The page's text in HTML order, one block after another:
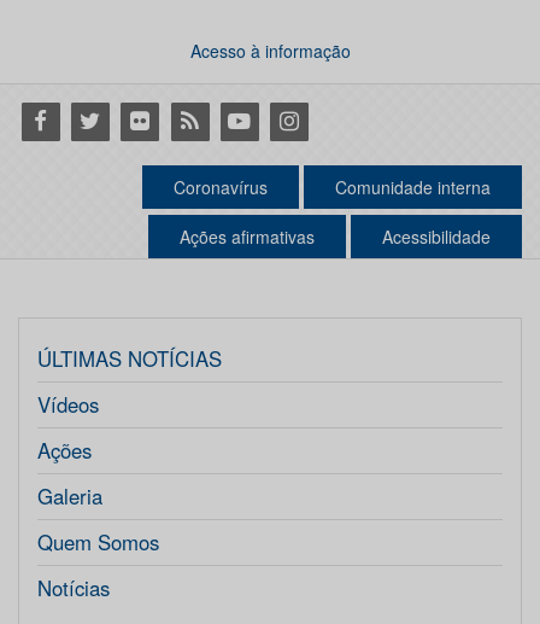
Acesso à informação
Facebook
Twitter Flickr RSS YoutubeInstagram
Coronavírus Comunidade interna
Ações afirmativas Acessibilidade
ÚLTIMAS NOTÍCIAS
Vídeos
Ações
Galeria
Quem Somos
Notícias